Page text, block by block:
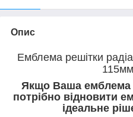
Опис
Емблема решітки
Якщо Ваша емблема
потрібно відновити
ідеальне